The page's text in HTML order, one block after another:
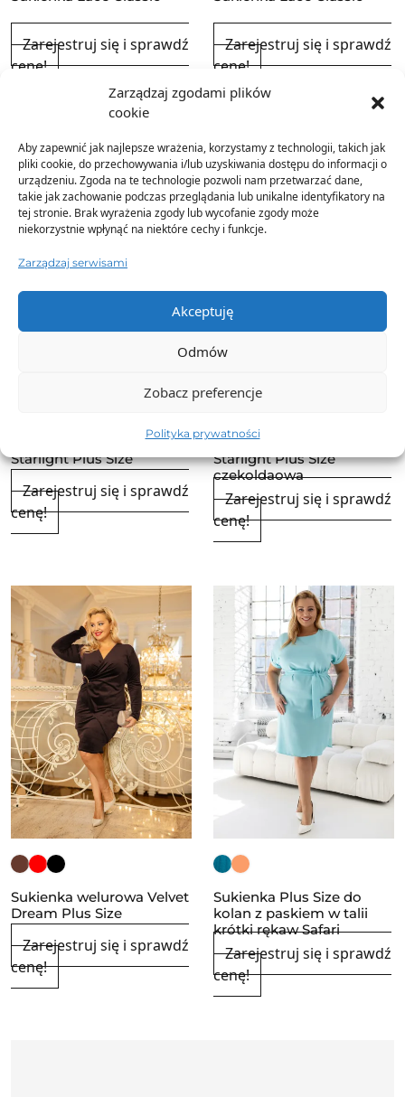
Zarządzaj zgodami plików
cookie
Aby zapewnić jak najlepsze wrażenia, korzystamy z technologii, takich jak
pliki cookie, do przechowywania i/lub uzyskiwania dostępu do informacji o
urządzeniu. Zgoda na te technologie pozwoli nam przetwarzać dane,
takie jak zachowanie podczas przeglądania lub unikalne identyfikatory na
tej stronie. Brak wyrażenia zgody lub wycofanie zgody może
niekorzystnie wpłynąć na niektóre cechy i funkcje.
Zarządzaj serwisami
Akceptuję
Odmów
Zobacz preferencje
Polityka prywatności
Zarejestruj się i sprawdź
cenę!
Zarejestruj się i sprawdź
cenę!
Starlight Plus Size
Zarejestruj się i sprawdź
cenę!
Sukienka Romantic
Starlight Plus Size
czekoldaowa
Zarejestruj się i sprawdź
cenę!
Sukienka welurowa Velvet
Dream Plus Size
Zarejestruj się i sprawdź
cenę!
Sukienka Plus Size do
kolan z paskiem w talii
krótki rękaw Safari
Zarejestruj się i sprawdź
cenę!